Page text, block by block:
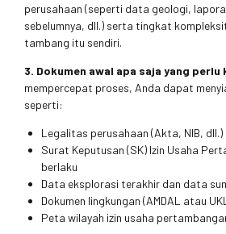
perusahaan (seperti data geologi,
sebelumnya, dll.) serta tingkat
tambang itu sendiri.
3. Dokumen awal apa saja yang perlu
mempercepat proses, Anda dapat
seperti:
Legalitas perusahaan (Akta, NIB, dll.)
Surat Keputusan (SK) Izin Usaha
berlaku
Data eksplorasi terakhir dan data
Dokumen lingkungan (AMDAL atau
Peta wilayah izin usaha